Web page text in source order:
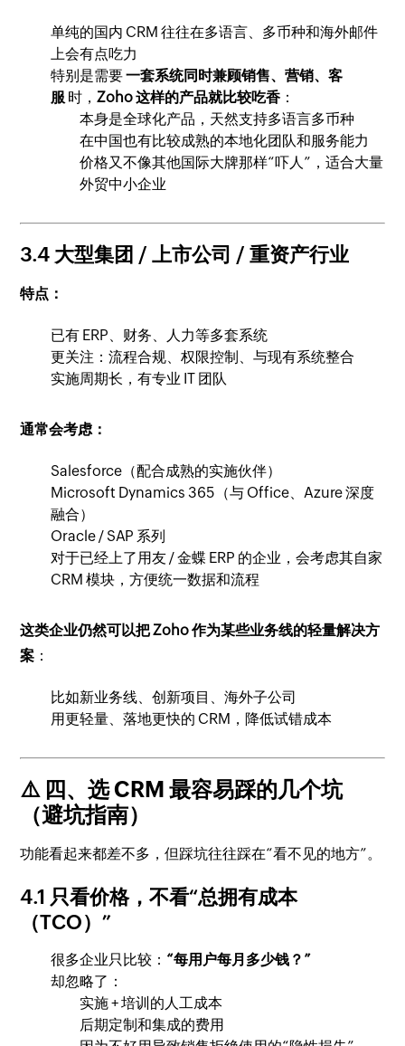
单纯的国内 CRM 往往在多语言、多币种和海外邮件
上会有点吃力
特别是需要一套系统同时兼顾销售、营销、客
服 时，Zoho 这样的产品就比较吃香 ：
本身是全球化产品，天然支持多语言多币种
在中国也有比较成熟的本地化团队和服务能力
价格又不像其他国际大牌那样“吓人”，适合大量
外贸中小企业
3.4 大型集团 / 上市公司 / 重资产行业
特点：
已有 ERP、财务、人力等多套系统
更关注：流程合规、权限控制、与现有系统整合
实施周期长，有专业 IT 团队
通常会考虑：
Salesforce（配合成熟的实施伙伴）
Microsoft Dynamics 365（与 Office、Azure 深度
融合）
Oracle / SAP 系列
对于已经上了用友 / 金蝶 ERP 的企业，会考虑其自家
CRM 模块，方便统一数据和流程
这类企业仍然可以把 Zoho 作为某些业务线的轻量解决方
案 ：
比如新业务线、创新项目、海外子公司
用更轻量、落地更快的 CRM，降低试错成本
⚠️ 四、选 CRM 最容易踩的几个坑
（避坑指南）
功能看起来都差不多，但踩坑往往踩在“看不见的地方”。
4.1 只看价格，不看“总拥有成本
（TCO）”
很多企业只比较： “每用户每月多少钱？”
却忽略了：
实施 + 培训的人工成本
后期定制和集成的费用